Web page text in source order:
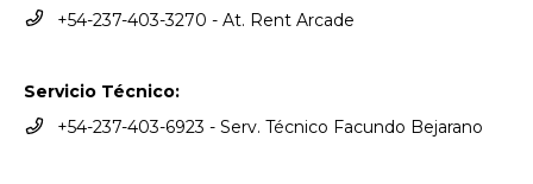
+54-237-403-3270 - At. Rent Arcade
Servicio Técnico:
+54-237-403-6923 - Serv. Técnico Facundo Bejarano